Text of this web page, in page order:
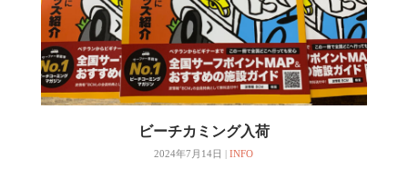
ビーチカミング入荷
2024年7月14日 | INFO